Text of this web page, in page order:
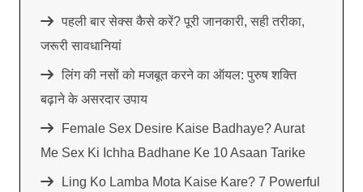
पहली बार सेक्स कैसे करें? पूरी जानकारी, सही तरीका,
जरूरी सावधानियां
लिंग की नसों को मजबूत करने का ऑयल: पुरुष शक्ति
बढ़ाने के असरदार उपाय
Female Sex Desire Kaise Badhaye? Aurat
Me Sex Ki Ichha Badhane Ke 10 Asaan Tarike
Ling Ko Lamba Mota Kaise Kare? 7 Powerful